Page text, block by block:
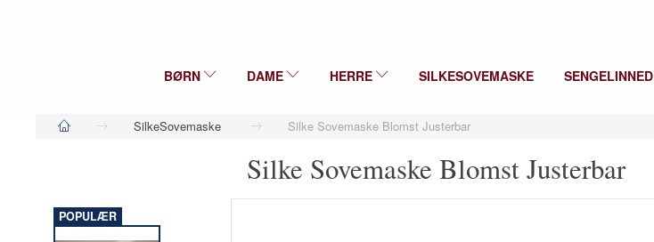
BØRN DAME HERRE SILKESOVEMASKE SENGELINNED
SilkeSovemaske Silke Sovemaske Blomst Justerbar
Silke Sovemaske Blomst Justerbar
POPULÆR